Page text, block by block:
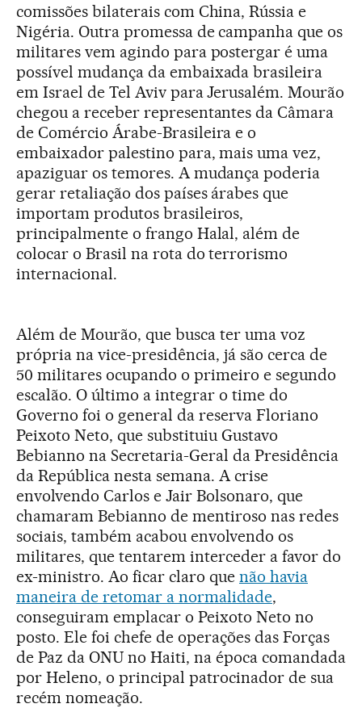
comissões bilaterais com China, Rússia e
Nigéria. Outra promessa de campanha que os
militares vem agindo para postergar é uma
possível mudança da embaixada brasileira
em Israel de Tel Aviv para Jerusalém. Mourão
chegou a receber representantes da Câmara
de Comércio Árabe-Brasileira e o
embaixador palestino para, mais uma vez,
apaziguar os temores. A mudança poderia
gerar retaliação dos países árabes que
importam produtos brasileiros,
principalmente o frango Halal, além de
colocar o Brasil na rota do terrorismo
internacional.
Além de Mourão, que busca ter uma voz
própria na vice-presidência, já são cerca de
50 militares ocupando o primeiro e segundo
escalão. O último a integrar o time do
Governo foi o general da reserva Floriano
Peixoto Neto, que substituiu Gustavo
Bebianno na Secretaria-Geral da Presidência
da República nesta semana. A crise
envolvendo Carlos e Jair Bolsonaro, que
chamaram Bebianno de mentiroso nas redes
sociais, também acabou envolvendo os
militares, que tentarem interceder a favor do
ex-ministro. Ao ficar claro que não havia
maneira de retomar a normalidade,
conseguiram emplacar o Peixoto Neto no
posto. Ele foi chefe de operações das Forças
de Paz da ONU no Haiti, na época comandada
por Heleno, o principal patrocinador de sua
recém nomeação.